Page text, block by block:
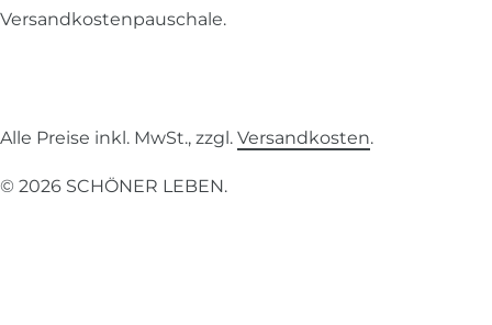
Versandkostenpauschale.
Alle Preise inkl. MwSt., zzgl. Versandkosten.
© 2026 SCHÖNER LEBEN.